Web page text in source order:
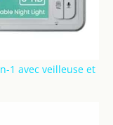
1 avec veilleuse et